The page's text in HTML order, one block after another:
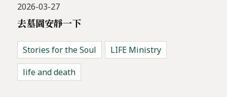
2026-03-27
去墓園安靜一下
Stories for the Soul
LIFE Ministry
life and death